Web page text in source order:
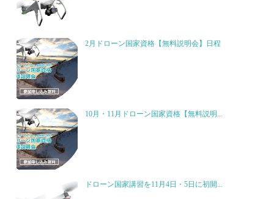
2月ドローン国家資格【無料説明会】日程
10月・11月ドローン国家資格【無料説明...
ドローン国家講習を11月4日・5日に初開...